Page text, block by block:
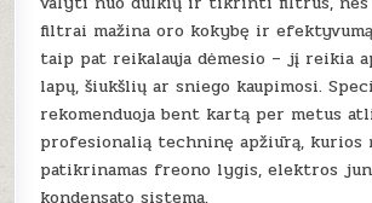
filtrai mažina oro kokybę ir
taip pat reikalauja dėmesio – jį reikia
lapų, šiukšlių ar sniego kaupimosi.
rekomenduoja bent kartą per metus
profesionalią techninę apžiūrą, kurios
patikrinamas freono lygis, elektros
kondensato sistema.